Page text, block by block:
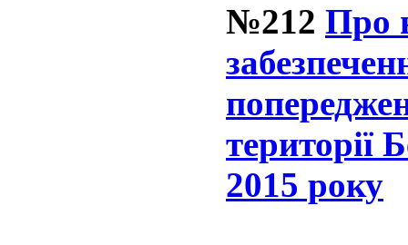
№212 Про
території
2015 року